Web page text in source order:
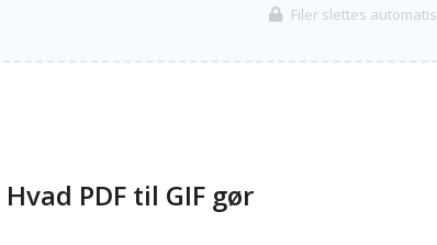
Filer slettes
Hvad PDF til GIF gør